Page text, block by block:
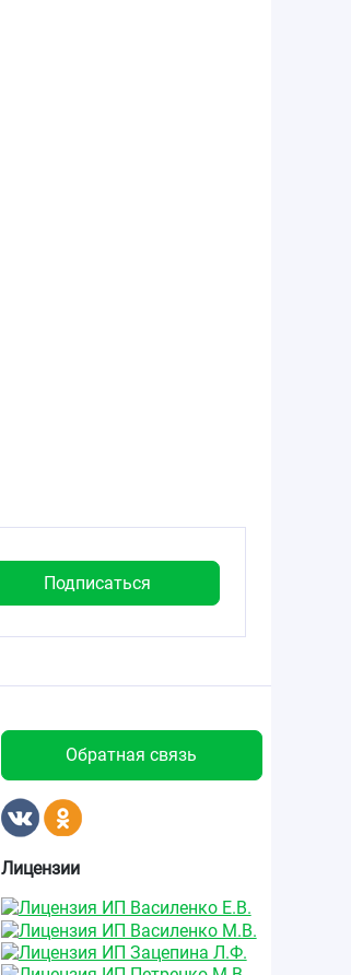
Обратная связь
Лицензии